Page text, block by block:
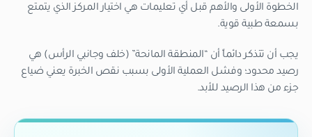
الخطوة الأولى والأهم قبل أي تعليمات هي اختيار المركز الذي يتمتع
بسمعة طبية قوية.
يجب أن تتذكر دائماً أن “المنطقة المانحة” (خلف وجانبي الرأس) هي
رصيد محدود؛ وفشل العملية الأولى بسبب نقص الخبرة يعني ضياع
جزء من هذا الرصيد للأبد.